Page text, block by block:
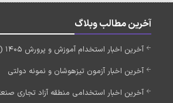
آخرین مطالب وبلاگ
آخرین اخبار استخدام آموزش و پرورش 1405 (به زودی)
آخرین اخبار آزمون تیزهوشان و نمونه دولتی
آخرین اخبار استخدامی منطقه آزاد تجاری صنعتی